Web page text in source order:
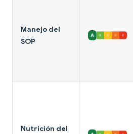
Manejo del
SOP
Nutrición del